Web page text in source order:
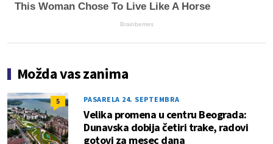
This Woman Chose To Live Like A Horse
Brainberries
Možda vas zanima
5 PASARELA 24. SEPTEMBRA
Velika promena u centru Beograda:
Dunavska dobija četiri trake, radovi
gotovi za mesec dana